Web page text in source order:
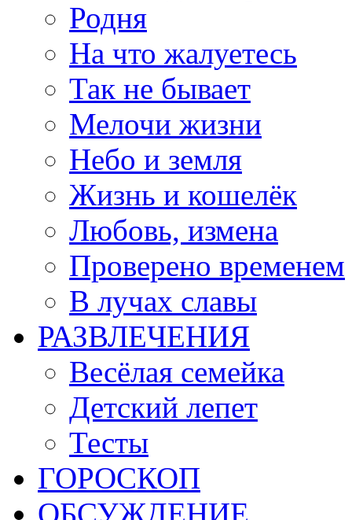
Родня
На что жалуетесь
Так не бывает
Мелочи жизни
Небо и земля
Жизнь и кошелёк
Любовь, измена
Проверено временем
В лучах славы
РАЗВЛЕЧЕНИЯ
Весёлая семейка
Детский лепет
Тесты
ГОРОСКОП